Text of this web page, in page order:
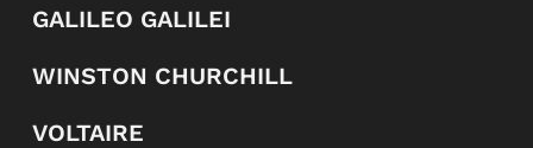
GALILEO GALILEI
WINSTON CHURCHILL
VOLTAIRE